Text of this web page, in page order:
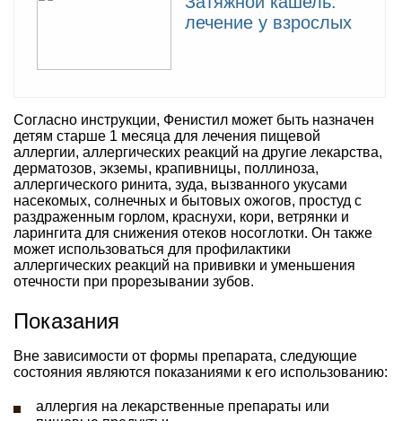
лечение у взрослых
Согласно инструкции, Фенистил может быть назначен
детям старше 1 месяца для лечения пищевой
аллергии, аллергических реакций на другие лекарства,
дерматозов, экземы, крапивницы, поллиноза,
аллергического ринита, зуда, вызванного укусами
насекомых, солнечных и бытовых ожогов, простуд с
раздраженным горлом, краснухи, кори, ветрянки и
ларингита для снижения отеков носоглотки. Он также
может использоваться для профилактики
аллергических реакций на прививки и уменьшения
отечности при прорезывании зубов.
Показания
Вне зависимости от формы препарата, следующие
состояния являются показаниями к его использованию:
аллергия на лекарственные препараты или